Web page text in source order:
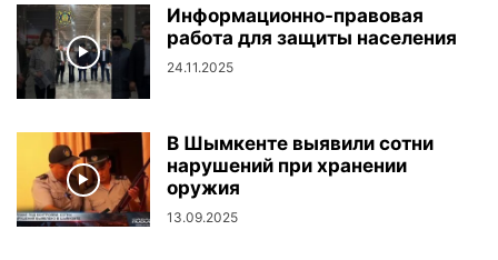
Информационно-правовая
работа для защиты населения
24.11.2025
В Шымкенте выявили сотни
нарушений при хранении
оружия
13.09.2025